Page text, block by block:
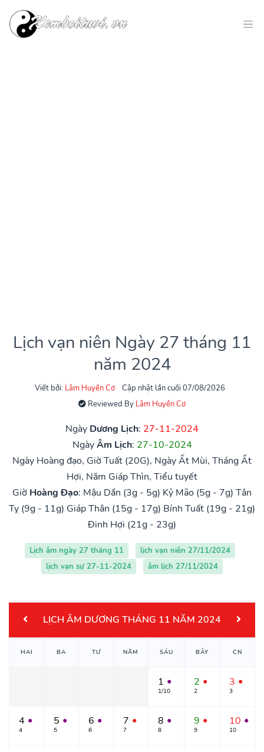
Lịch vạn niên Ngày 27 tháng 11
năm 2024
Viết bởi: Lâm Huyền Cơ
Cập nhật lần cuối 07/08/2026
Reviewed By Lâm Huyền Cơ
Ngày Dương Lịch: 27-11-2024
NgàyÂm Lịch: 27-10-2024
Ngày Hoàng đạo, Giờ Tuất (20G), Ngày Ất Mùi, Tháng Ất
Hợi, Năm Giáp Thìn, Tiểu tuyết
Giờ Hoàng Đạo: Mậu Dần (3g - 5g) Kỷ Mão (5g - 7g) Tân
Tỵ (9g - 11g) Giáp Thân (15g - 17g) Bính Tuất (19g - 21g)
Đinh Hợi (21g - 23g)
Lịch âm ngày 27 tháng 11
lịch vạn niên 27/11/2024
lịch vạn sự 27-11-2024
âm lịch 27/11/2024
LỊCH ÂM DƯƠNG THÁNG 11 NĂM 2024
HAI BA TƯ NĂM SÁU BẢY CN
1 ●
1/10
2 ●
2
3 ●
3
4 ●
4
5 ●
5
6 ●
6
7 ●
7
8 ●
8
9 ●
9
10 ●
10